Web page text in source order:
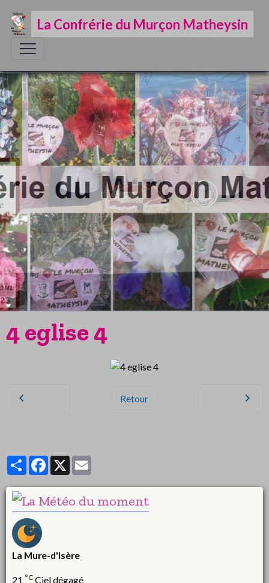
La Confrérie du Murçon Matheysin
4 eglise 4
Retour
PartagerFacebook
X
La Mure-d'Isère
21 °C Ciel dégagé